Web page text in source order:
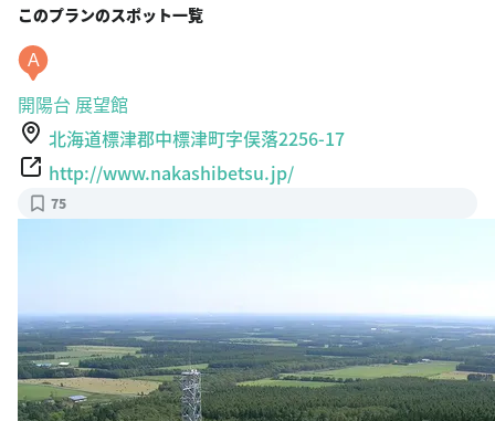
このプランのスポット一覧
A
開陽台 展望館
北海道標津郡中標津町字俣落2256-17
http://www.nakashibetsu.jp/
75